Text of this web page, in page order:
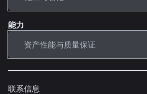
能力
联系信息